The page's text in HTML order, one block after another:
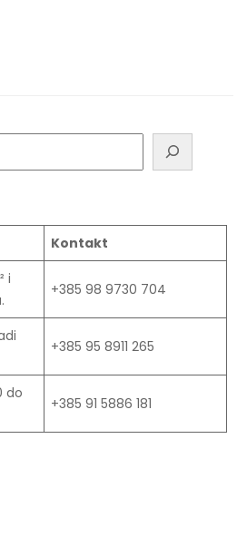
Kontakt
i
+385 98 9730 704
+385 95 8911 265
do
+385 91 5886 181